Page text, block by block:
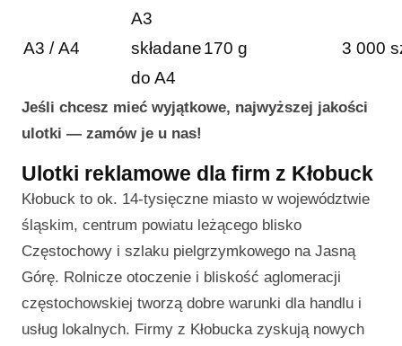
A3 / A4
A3
składane
do A4
170 g 3 000
Jeśli chcesz mieć wyjątkowe, najwyższej jakości
ulotki — zamów je u nas!
Ulotki reklamowe dla firm z Kłobuck
Kłobuck to ok. 14-tysięczne miasto w województwie
śląskim, centrum powiatu leżącego blisko
Częstochowy i szlaku pielgrzymkowego na Jasną
Górę. Rolnicze otoczenie i bliskość aglomeracji
częstochowskiej tworzą dobre warunki dla handlu i
usług lokalnych. Firmy z Kłobucka zyskują nowych